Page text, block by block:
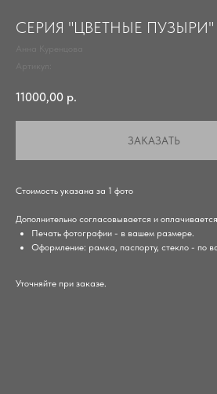
СЕРИЯ "ЦВЕТНЫЕ ПУЗЫРИ"
11000,00 р.
ЗАКАЗАТЬ
Стоимость указана за 1 фото
Дополнительно согласовывается и
Печать фотографии - в вашем размере.
Оформление: рамка, паспорту, стекло - по
Уточняйте при заказе.